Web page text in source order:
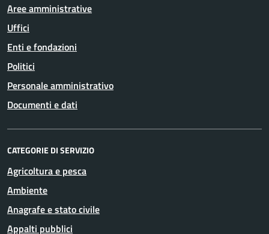
Aree amministrative
Uffici
Enti e fondazioni
Politici
Personale amministrativo
Documenti e dati
CATEGORIE DI SERVIZIO
Agricoltura e pesca
Ambiente
Anagrafe e stato civile
Appalti pubblici